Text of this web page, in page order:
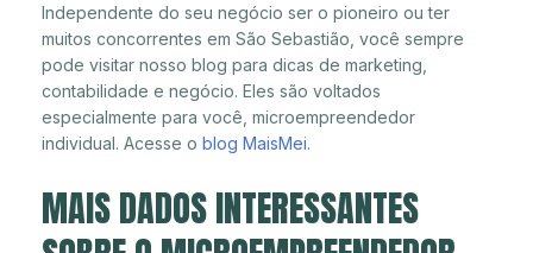
Independente do seu negócio ser o pioneiro ou ter
muitos concorrentes em São Sebastião, você sempre
pode visitar nosso blog para dicas de marketing,
contabilidade e negócio. Eles são voltados
especialmente para você, microempreendedor
individual. Acesse o blog MaisMei.
MAIS DADOS INTERESSANTES